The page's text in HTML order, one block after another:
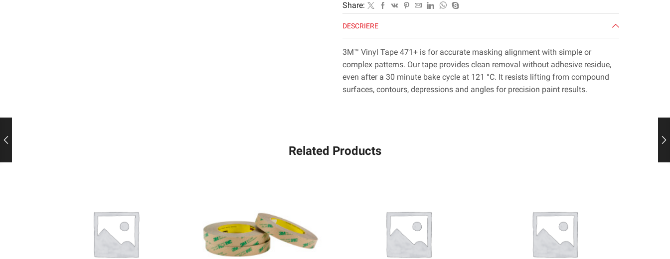
x
32
mm
Share:
DESCRIERE
3M™ Vinyl Tape 471+ is for accurate masking alignment with simple or
complex patterns. Our tape provides clean removal without adhesive residue,
even after a 30 minute bake cycle at 121 °C. It resists lifting from compound
surfaces, contours, depressions and angles for precision paint results.
Related Products